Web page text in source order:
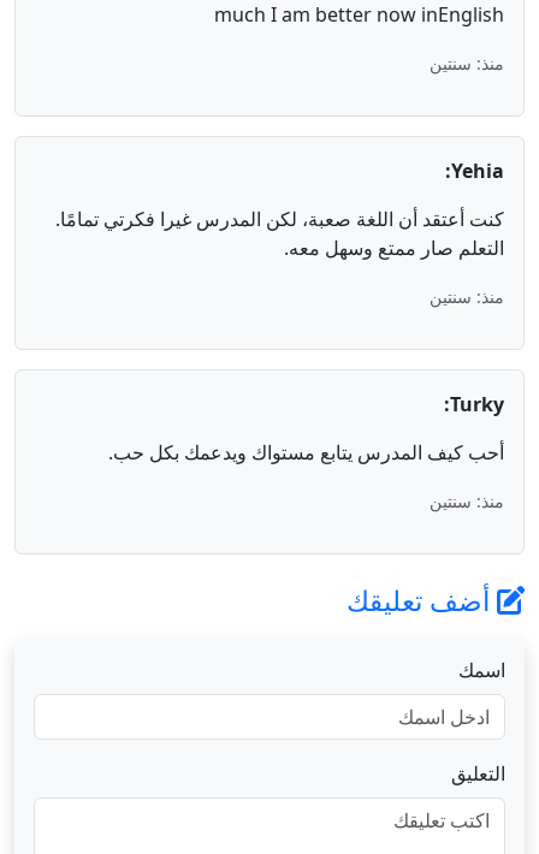
much I am better now inEnglish
منذ: سنتين
Yehia:
كنت أعتقد أن اللغة صعبة، لكن المدرس غيرا فكرتي تمامًا.
التعلم صار ممتع وسهل معه.
منذ: سنتين
Turky:
أحب كيف المدرس يتابع مستواك ويدعمك بكل حب.
منذ: سنتين
أضف تعليقك
اسمك
التعليق